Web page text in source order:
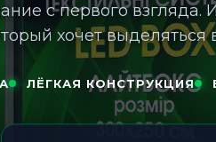
с первого
хочет
ЛЁГКАЯ КОНСТРУКЦИЯ